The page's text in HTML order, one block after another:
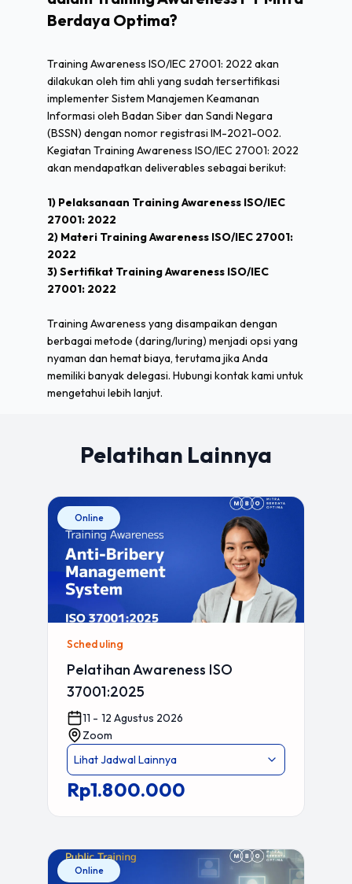
Berdaya Optima?
Training Awareness ISO/IEC 27001: 2022 akan
dilakukan oleh tim ahli yang sudah tersertifikasi
implementer Sistem Manajemen Keamanan
Informasi oleh Badan Siber dan Sandi Negara
(BSSN) dengan nomor registrasi IM-2021-002.
Kegiatan Training Awareness ISO/IEC 27001: 2022
akan mendapatkan deliverables sebagai berikut:
1) Pelaksanaan Training Awareness ISO/IEC
27001: 2022
2) Materi Training Awareness ISO/IEC 27001:
2022
3) Sertifikat Training Awareness ISO/IEC
27001: 2022
Training Awareness yang disampaikan dengan
berbagai metode (daring/luring) menjadi opsi yang
nyaman dan hemat biaya, terutama jika Anda
memiliki banyak delegasi. Hubungi kontak kami untuk
mengetahui lebih lanjut.
Pelatihan Lainnya
Online
Scheduling
Pelatihan Awareness ISO
37001:2025
11 - 12 Agustus 2026
Zoom
Lihat Jadwal Lainnya
Rp1.800.000
Online